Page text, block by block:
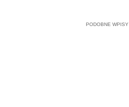
PODOBNE WPISY